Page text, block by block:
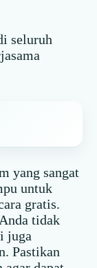
seluruh
yang sangat
untuk
gratis.
tidak
juga
Pastikan